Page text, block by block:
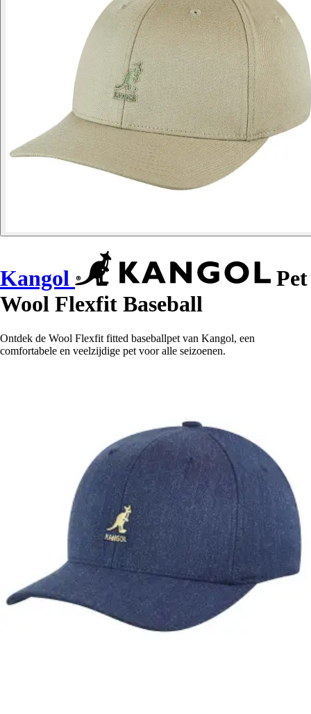
Kangol
Pet
Wool Flexfit Baseball
Ontdek de Wool Flexfit fitted baseballpet van Kangol, een
comfortabele en veelzijdige pet voor alle seizoenen.